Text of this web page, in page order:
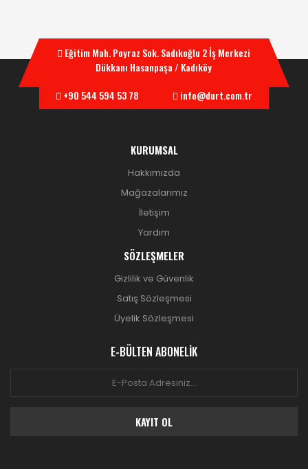
Eğitim Mah. Poyraz Sok. Sadıkoğlu 2 İş Merkezi
Dükkanı Hasanpaşa / Kadıköy
+90 544 594 53 78
info@durt.com.tr
KURUMSAL
Hakkımızda
Mağazalarımız
İletişim
Yardım
SÖZLEŞMELER
Gizlilik ve Güvenlik
Satış Sözleşmesi
Üyelik Sözleşmesi
E-BÜLTEN ABONELİK
KAYIT OL